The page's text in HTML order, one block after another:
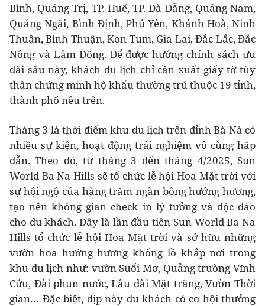
Bình, Quảng Trị, TP. Huế, TP. Đà Đẵng, Quảng Nam,
Quảng Ngãi, Bình Định, Phú Yên, Khánh Hoà, Ninh
Thuận, Bình Thuận, Kon Tum, Gia Lai, Đắc Lắc, Đắc
Nông và Lâm Đồng. Để được hưởng chính sách ưu
đãi sâu này, khách du lịch chỉ cần xuất giấy tờ tùy
thân chứng minh hộ khẩu thường trú thuộc 19 tỉnh,
thành phố nêu trên.
Tháng 3 là thời điểm khu du lịch trên đỉnh Bà Nà có
nhiều sự kiện, hoạt động trải nghiệm vô cùng hấp
dẫn. Theo đó, từ tháng 3 đến tháng 4/2025, Sun
World Ba Na Hills sẽ tổ chức lễ hội Hoa Mặt trời với
sự hội ngộ của hàng trăm ngàn bông hướng hương,
tạo nên không gian check in lý tưởng và độc đáo
cho du khách. Đây là lần đầu tiên Sun World Ba Na
Hills tổ chức lễ hội Hoa Mặt trời và sở hữu những
vườn hoa hướng hương khổng lồ khắp nơi trong
khu du lịch như: vườn Suối Mơ, Quảng trường Vĩnh
Cửu, Đài phun nước, Lâu đài Mặt trăng, Vườn Thời
gian… Đặc biệt, dịp này du khách có cơ hội thưởng